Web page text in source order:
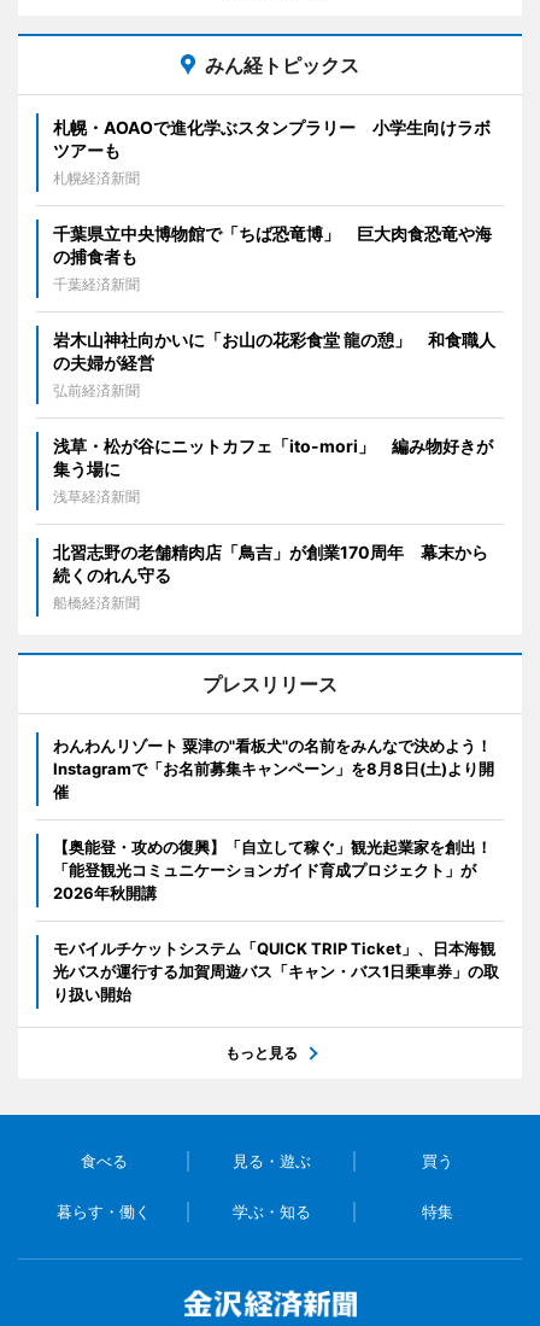
みん経トピックス
札幌・AOAOで進化学ぶスタンプラリー 小学生向けラボ
ツアーも
札幌経済新聞
千葉県立中央博物館で「ちば恐竜博」 巨大肉食恐竜や海
の捕食者も
千葉経済新聞
岩木山神社向かいに「お山の花彩食堂 龍の憩」 和食職人
の夫婦が経営
弘前経済新聞
浅草・松が谷にニットカフェ「ito-mori」 編み物好きが
集う場に
浅草経済新聞
北習志野の老舗精肉店「鳥吉」が創業170周年 幕末から
続くのれん守る
船橋経済新聞
プレスリリース
わんわんリゾート 粟津の"看板犬"の名前をみんなで決めよう！
Instagramで「お名前募集キャンペーン」を8月8日(土)より開
催
【奥能登・攻めの復興】「自立して稼ぐ」観光起業家を創出！
「能登観光コミュニケーションガイド育成プロジェクト」が
2026年秋開講
モバイルチケットシステム「QUICK TRIP Ticket」、日本海観
光バスが運行する加賀周遊バス「キャン・バス1日乗車券」の取
り扱い開始
もっと見る
食べる 見る・遊ぶ 買う
暮らす・働く 学ぶ・知る 特集